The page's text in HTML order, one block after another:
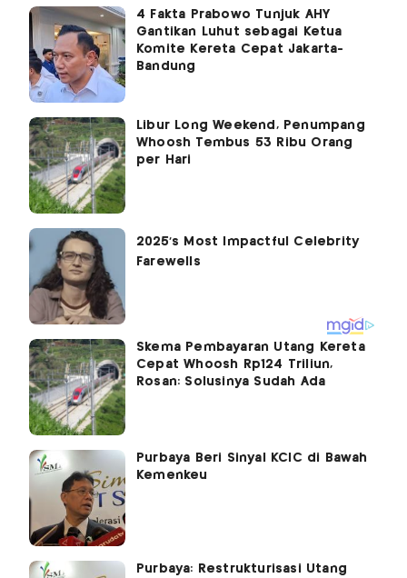
4 Fakta Prabowo Tunjuk AHY
Gantikan Luhut sebagai Ketua
Komite Kereta Cepat Jakarta-
Bandung
Libur Long Weekend, Penumpang
Whoosh Tembus 53 Ribu Orang
per Hari
Skema Pembayaran Utang Kereta
Cepat Whoosh Rp124 Triliun,
Rosan: Solusinya Sudah Ada
Purbaya Beri Sinyal KCIC di Bawah
Kemenkeu
Purbaya: Restrukturisasi Utang